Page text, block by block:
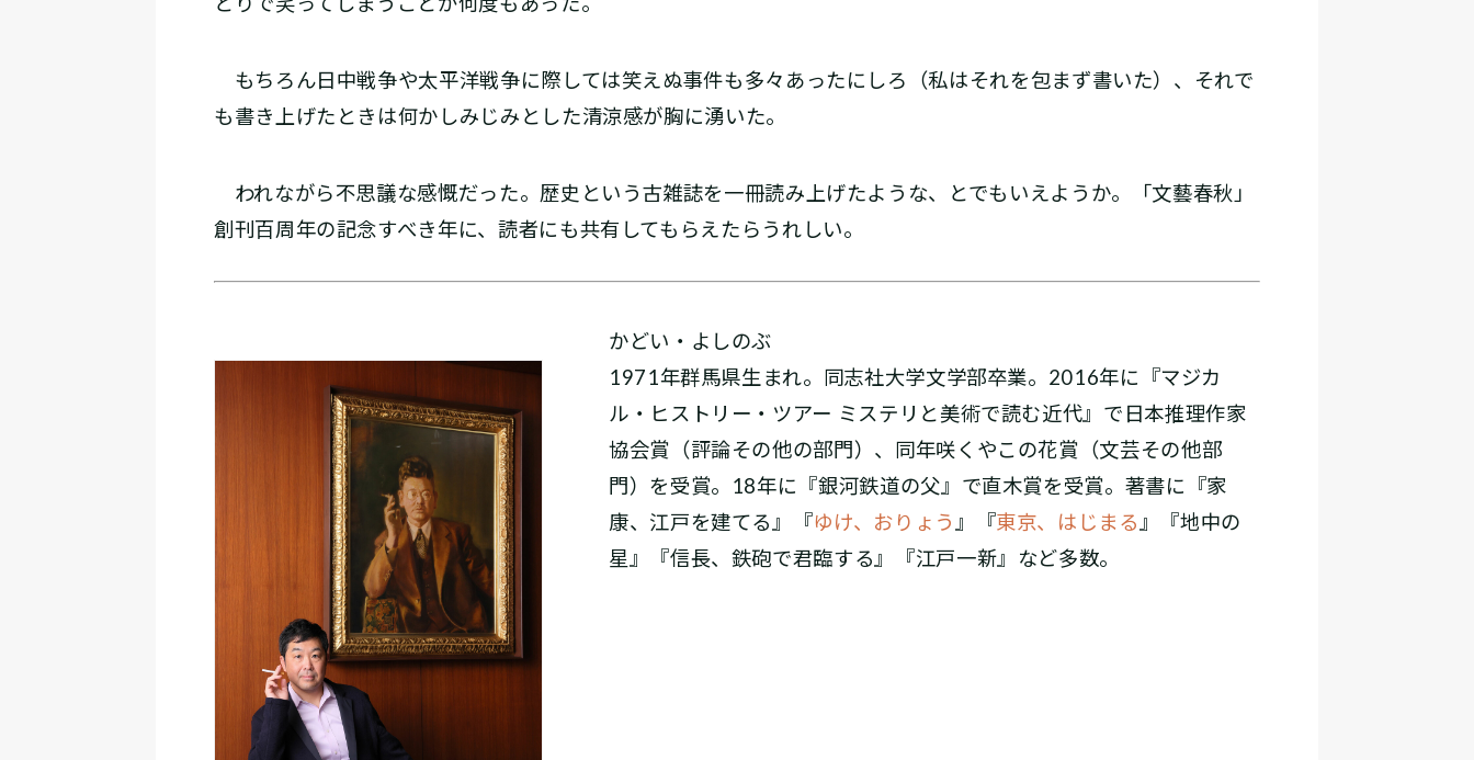
もちろん日中戦争や太平洋戦争に際しては笑えぬ事件も多々あったにしろ（私はそれを包まず書いた）、それで
も書き上げたときは何かしみじみとした清涼感が胸に湧いた。
われながら不思議な感慨だった。歴史という古雑誌を一冊読み上げたような、とでもいえようか。「文藝春秋」
創刊百周年の記念すべき年に、読者にも共有してもらえたらうれしい。
かどい・よしのぶ
1971年群馬県生まれ。同志社大学文学部卒業。2016年に『マジカ
ル・ヒストリー・ツアー ミステリと美術で読む近代』で日本推理作家
協会賞（評論その他の部門）、同年咲くやこの花賞（文芸その他部
門）を受賞。18年に『銀河鉄道の父』で直木賞を受賞。著書に『家
康、江戸を建てる』『ゆけ、おりょう 』『東京、はじまる 』『地中の
星』『信長、鉄砲で君臨する』『江戸一新』など多数。